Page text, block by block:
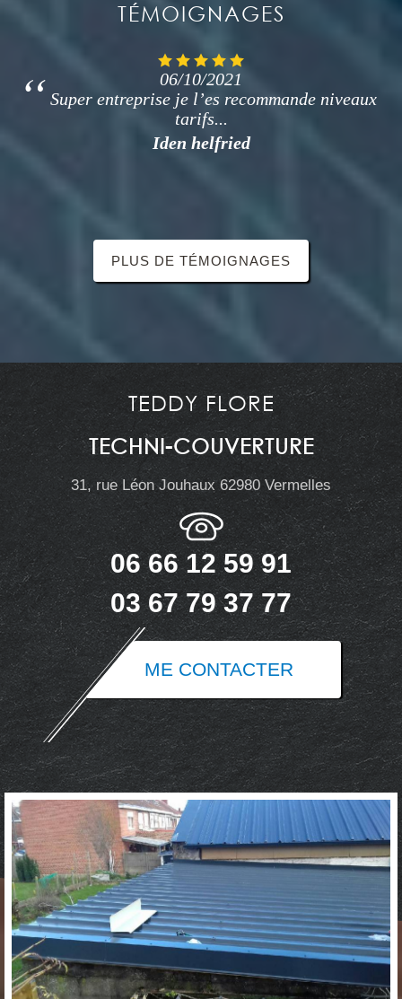
TÉMOIGNAGES
06/10/2021
Super entreprise je l’es recommande niveaux
tarifs...
Iden helfried
PLUS DE TÉMOIGNAGES
TEDDY FLORE
TECHNI-COUVERTURE
31, rue Léon Jouhaux 62980 Vermelles
06 66 12 59 91
03 67 79 37 77
ME CONTACTER